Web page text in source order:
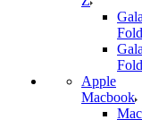
Apple
Macbook